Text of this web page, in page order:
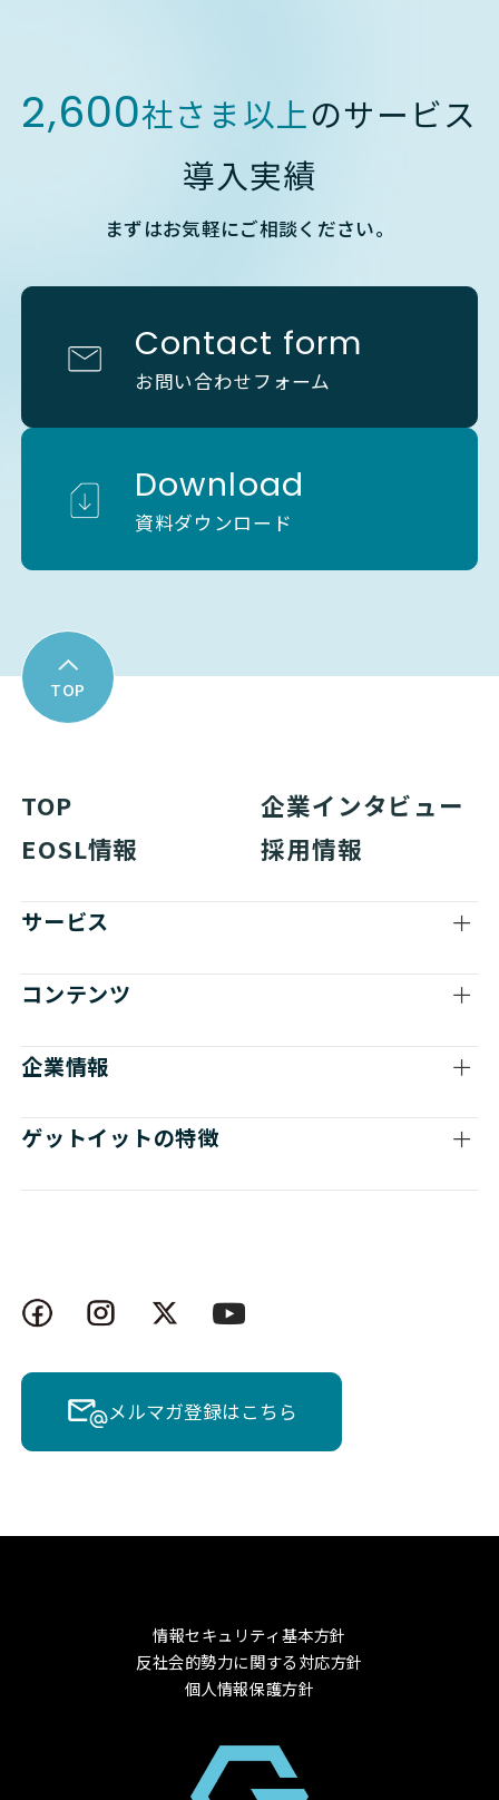
2,600社さま以上のサービス
導入実績
まずはお気軽にご相談ください。
Contact form
お問い合わせフォーム
Download
資料ダウンロード
TOP
TOP
企業インタビュー
EOSL情報
採用情報
サービス
コンテンツ
企業情報
ゲットイットの特徴
メルマガ登録はこちら
情報セキュリティ基本方針
反社会的勢力に関する対応方針
個人情報保護方針